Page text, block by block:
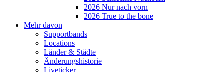
2026 Nur nach vorn
2026 True to the bone
Mehr davon
Supportbands
Locations
Länder & Städte
Änderungshistorie
Liveticker